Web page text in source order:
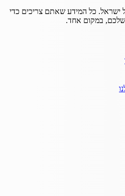
ישראל. כל המידע שאתם צריכים כדי
במקום אחד.